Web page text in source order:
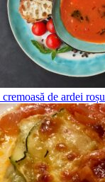
cremoasă de ardei roșu